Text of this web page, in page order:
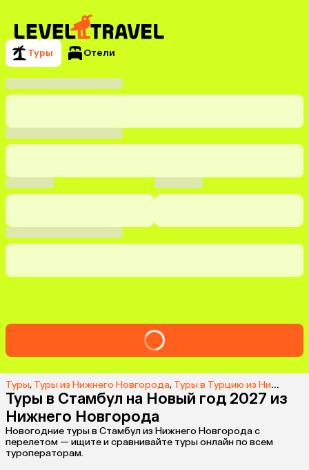
Туры Отели
Туры, Туры из Нижнего Новгорода, Туры в Турцию из Нижнего Новгорода
Туры в Стамбул на Новый год 2027 из
Нижнего Новгорода
Новогодние туры в Стамбул из Нижнего Новгорода с
перелетом — ищите и сравнивайте туры онлайн по всем
туроператорам.